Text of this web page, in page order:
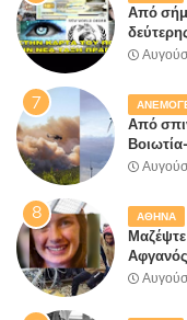
Από
Από
την
ΑΘΗΝΑ
κάνει